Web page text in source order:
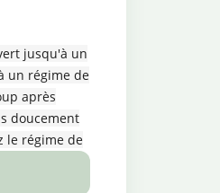
jusqu'à un
un régime de
après
doucement
le régime de